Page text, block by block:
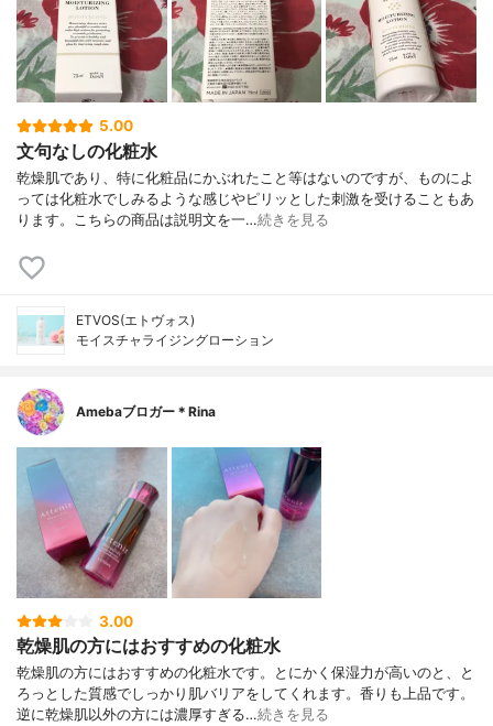
5.00
文句なしの化粧水
乾燥肌であり、特に化粧品にかぶれたこと等はないのですが、ものによ
っては化粧水でしみるような感じやピリッとした刺激を受けることもあ
ります。こちらの商品は説明文を一…続きを見る
ETVOS(エトヴォス)
モイスチャライジングローション
Amebaブロガー＊Rina
3.00
乾燥肌の方にはおすすめの化粧水
乾燥肌の方にはおすすめの化粧水です。とにかく保湿力が高いのと、と
ろっとした質感でしっかり肌バリアをしてくれます。香りも上品です。
逆に乾燥肌以外の方には濃厚すぎる…続きを見る